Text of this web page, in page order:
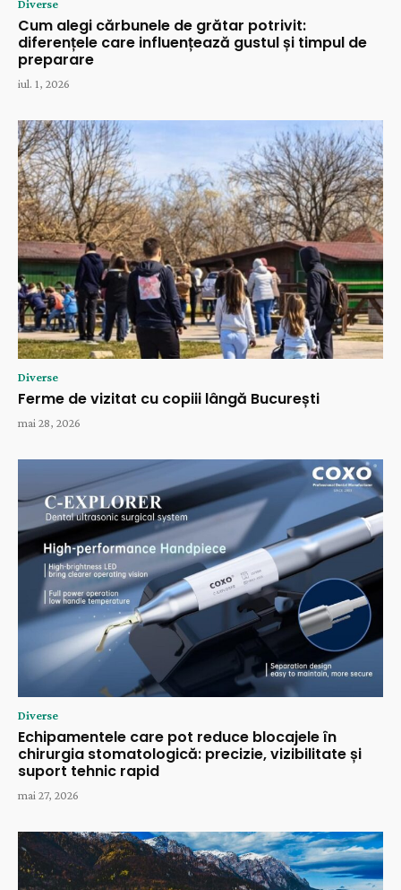
Diverse
Cum alegi cărbunele de grătar potrivit:
diferențele care influențează gustul și timpul de
preparare
iul. 1, 2026
Diverse
Ferme de vizitat cu copiii lângă București
mai 28, 2026
Diverse
Echipamentele care pot reduce blocajele în
chirurgia stomatologică: precizie, vizibilitate și
suport tehnic rapid
mai 27, 2026